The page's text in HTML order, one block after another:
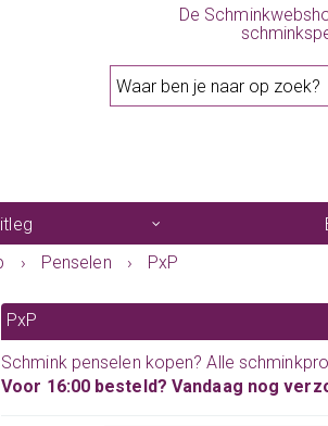
De
› Penselen › PxP
PxP
Schminkpenselen kopen? Alle
Voor 16:00 besteld? Vandaag nog